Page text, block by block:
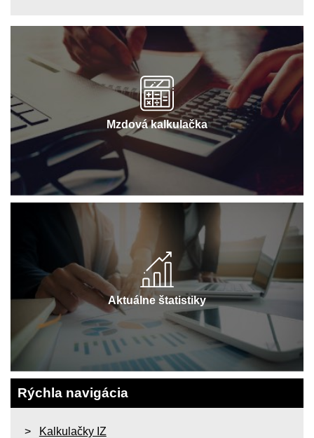
Mzdová kalkulačka
Aktuálne štatistiky
Rýchla navigácia
Kalkulačky IZ